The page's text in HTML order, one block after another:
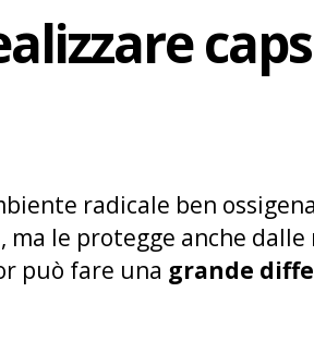
radicale ben
le protegge anche
può fare una grande